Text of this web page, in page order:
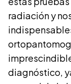
radiación y
diagnóstico,